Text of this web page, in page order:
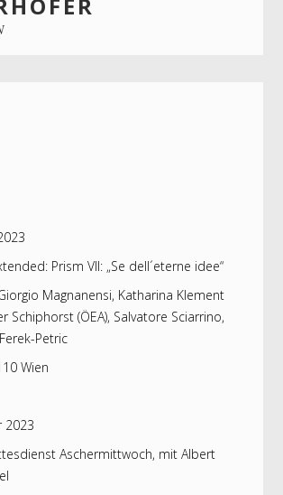
Prism VII: „Se dell´eterne idee“
Magnanensi, Katharina Klement
Schiphorst (ÖEA), Salvatore Sciarrino,
Petric
Wien
2023
Aschermittwoch, mit Albert